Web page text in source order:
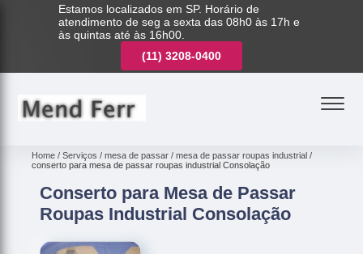
Estamos localizados em SP. Horário de
atendimento de seg a sexta das 08h0 às 17h e
às quintas até às 16h00.
(11) 3208-0400
Home Serviços mesa de passar
mesa de passar roupas industrial
conserto para mesa de passar roupas industrial Consolação
Conserto para Mesa de Passar
Roupas Industrial Consolação